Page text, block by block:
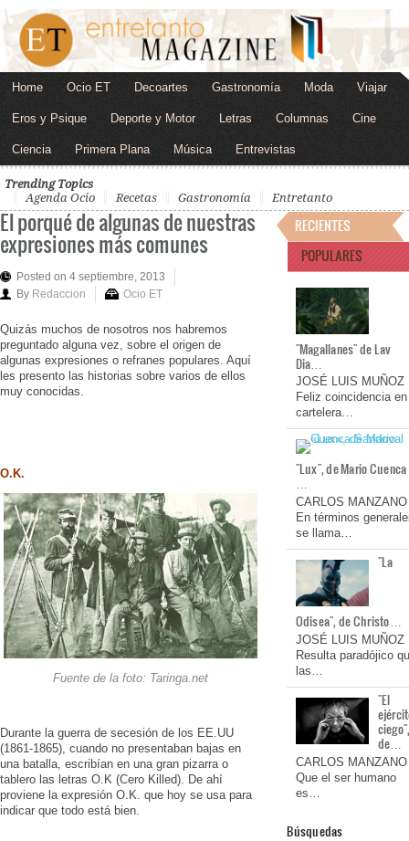
Home Ocio ET Decoartes Gastronomía Moda Viajar
Eros y Psique Deporte y Motor Letras Columnas Cine
Ciencia Primera Plana Música Entrevistas
Trending Topics
Agenda Ocio
Recetas Gastronomía Entretanto
El porqué de algunas de nuestras
expresiones más comunes
Posted on 4 septiembre, 2013
By Redaccion Ocio ET
Quizás muchos de nosotros nos habremos
preguntado alguna vez, sobre el origen de
algunas expresiones o refranes populares. Aquí
les presento las historias sobre varios de ellos
muy conocidas.
O.K.
Fuente de la foto: Taringa.net
Durante la guerra de secesión de los EE.UU
(1861-1865), cuando no presentaban bajas en
una batalla, escribían en una gran pizarra o
tablero las letras O.K (Cero Killed). De ahí
proviene la expresión O.K. que hoy se usa para
indicar que todo está bien.
RECIENTES
POPULARES
"Magallanes" de Lav
Dia…
JOSÉ LUIS MUÑOZ
Feliz coincidencia en
cartelera…
"Lux", de Mario Cuenca
…
CARLOS MANZANO
En términos
se llama…
"La
Odisea", de Christo…
JOSÉ LUIS MUÑOZ
Resulta paradójico
las…
"El
de…
CARLOS MANZANO
Que el ser humano
es…
Búsquedas